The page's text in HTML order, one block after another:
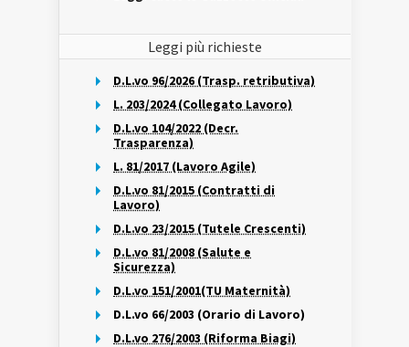
Leggi più richieste
D.L.vo 96/2026 (Trasp. retributiva)
L. 203/2024 (Collegato Lavoro)
D.L.vo 104/2022 (Decr.
Trasparenza)
L. 81/2017 (Lavoro Agile)
D.L.vo 81/2015 (Contratti di
Lavoro)
D.L.vo 23/2015 (Tutele Crescenti)
D.L.vo 81/2008 (Salute e
Sicurezza)
D.L.vo 151/2001(TU Maternità)
D.L.vo 66/2003 (Orario di Lavoro)
D.L.vo 276/2003 (Riforma Biagi)